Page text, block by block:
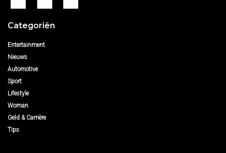
Categoriën
Entertainment
Nieuws
Automotive
Sport
Lifestyle
Woman
Geld & Carrière
Tips